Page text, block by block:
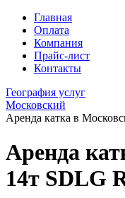
Главная
Оплата
Компания
Прайс-лист
Контакты
География услуг
Московский
Аренда катка в
Аренда
14т SDLG